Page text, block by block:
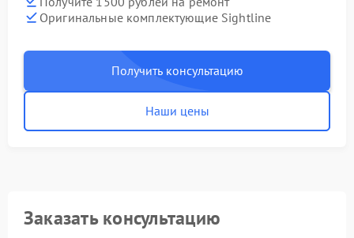
Оригинальные комплектующие Sightline
Получить консультацию
Наши цены
Заказать консультацию